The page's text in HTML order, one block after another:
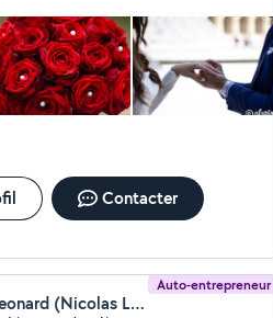
Contacter
Auto-entrepreneur
Nicolas Leonard (Nicolas LEONARD - Photographe et webdesigner Paris)